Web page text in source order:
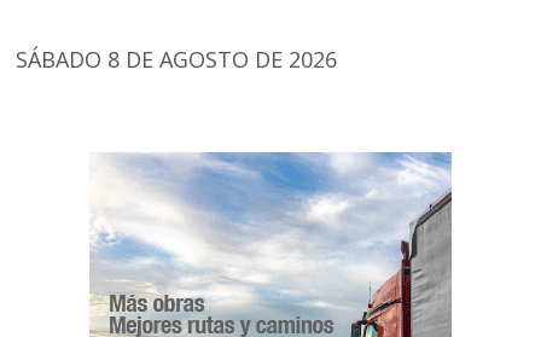
SÁBADO 8 DE AGOSTO DE 2026